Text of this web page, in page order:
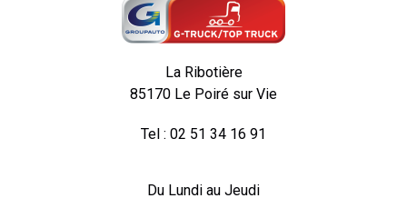
La Ribotière
85170 Le Poiré sur Vie
Tel : 02 51 34 16 91
Du Lundi au Jeudi